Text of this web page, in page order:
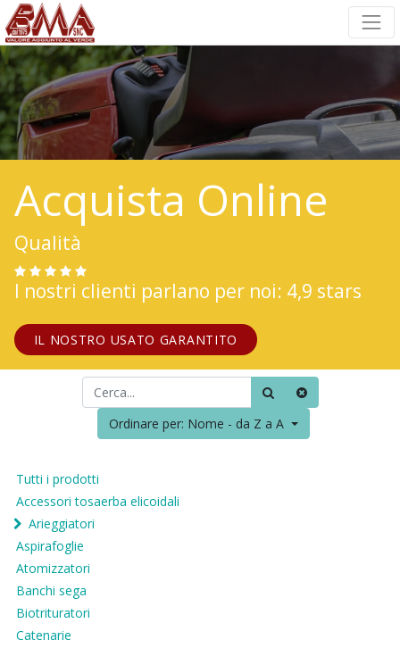
Acquista Online
Qualità
I nostri clienti parlano per noi: 4,9 stars
IL NOSTRO USATO GARANTITO
Ordinare per: Nome - da Z a A
Tutti i prodotti
Accessori tosaerba elicoidali
Arieggiatori
Aspirafoglie
Atomizzatori
Banchi sega
Biotrituratori
Catenarie